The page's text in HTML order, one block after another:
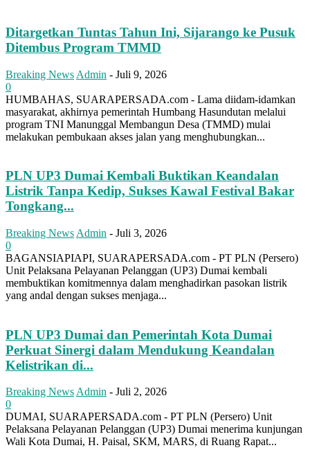
Ditargetkan Tuntas Tahun Ini, Sijarango ke Pusuk
Ditembus Program TMMD
Breaking News Admin - Juli 9, 2026
0
HUMBAHAS, SUARAPERSADA.com - Lama diidam-idamkan
masyarakat, akhirnya pemerintah Humbang Hasundutan melalui
program TNI Manunggal Membangun Desa (TMMD) mulai
melakukan pembukaan akses jalan yang menghubungkan...
PLN UP3 Dumai Kembali Buktikan Keandalan
Listrik Tanpa Kedip, Sukses Kawal Festival Bakar
Tongkang...
Breaking News Admin - Juli 3, 2026
0
BAGANSIAPIAPI, SUARAPERSADA.com - PT PLN (Persero)
Unit Pelaksana Pelayanan Pelanggan (UP3) Dumai kembali
membuktikan komitmennya dalam menghadirkan pasokan listrik
yang andal dengan sukses menjaga...
PLN UP3 Dumai dan Pemerintah Kota Dumai
Perkuat Sinergi dalam Mendukung Keandalan
Kelistrikan di...
Breaking NewsAdmin - Juli 2, 2026
0
DUMAI, SUARAPERSADA.com - PT PLN (Persero) Unit
Pelaksana Pelayanan Pelanggan (UP3) Dumai menerima kunjungan
Wali Kota Dumai, H. Paisal, SKM, MARS, di Ruang Rapat...